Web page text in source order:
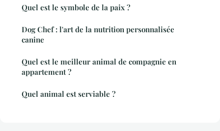
Quel est le symbole de la paix ?
Dog Chef : l'art de la nutrition personnalisée
canine
Quel est le meilleur animal de compagnie en
appartement ?
Quel animal est serviable ?